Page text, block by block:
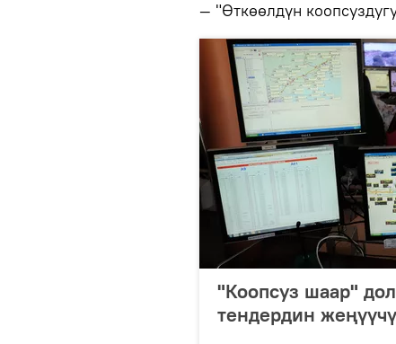
— "Өткөөлдүн
"Коопсуз шаар"
тендердин